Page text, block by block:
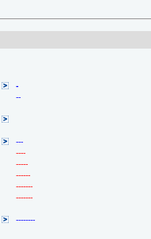
-
--
---
----
-----
------
-------
-------
--------